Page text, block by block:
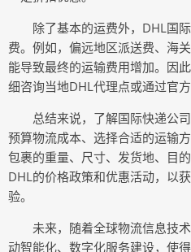
除了基本的运费外，DHL国
费。例如，偏远地区派送费、海
能导致最终的运输费用增加。因
细咨询当地DHL代理点或通过官
总结来说，了解国际快递公
预算物流成本、选择合适的运输
包裹的重量、尺寸、发货地、目
DHL的价格政策和优惠活动，以
验。
未来，随着全球物流信息技
动智能化、数字化服务建设，使